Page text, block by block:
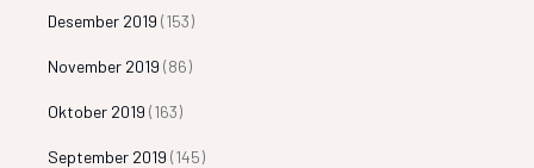
Desember 2019 (153)
November 2019 (86)
Oktober 2019 (163)
September 2019 (145)